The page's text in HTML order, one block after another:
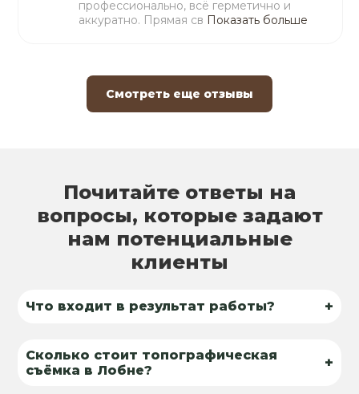
профессионально, всё герметично и
аккуратно. Прямая св Показать больше
Смотреть еще отзывы
Почитайте ответы на
вопросы, которые задают
нам потенциальные
клиенты
Что входит в результат работы? +
Сколько стоит топографическая
съёмка в Лобне?
+